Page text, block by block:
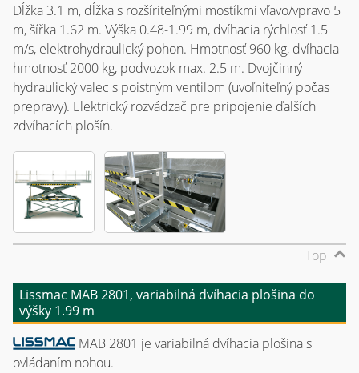
Dĺžka 3.1 m, dĺžka s rozšíriteľnými mostíkmi vľavo/vpravo 5
m, šířka 1.62 m. Výška 0.48-1.99 m, dvíhacia rýchlosť 1.5
m/s, elektrohydraulický pohon. Hmotnosť 960 kg, dvíhacia
hmotnosť 2000 kg, podvozok max. 2.5 m. Dvojčinný
hydraulický valec s poistným ventilom (uvoľniteľný počas
prepravy). Elektrický rozvádzač pre pripojenie ďalších
zdvíhacích plošín.
Top
Lissmac MAB 2801, variabilná dvíhacia plošina do
výšky 1.99 m
MAB 2801 je variabilná dvíhacia plošina s
ovládaním nohou.